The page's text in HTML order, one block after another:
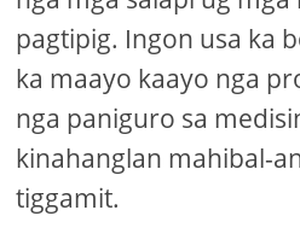
pagtipig. Ingon usa ka
ka maayo kaayo nga
nga paniguro sa
kinahanglan mahibal-
tiggamit.